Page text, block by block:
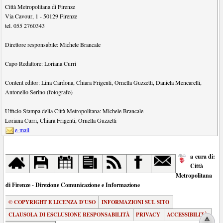
Città Metropolitana di Firenze
Via Cavour, 1 - 50129 Firenze
tel.055 2760343
Direttore responsabile:Michele Brancale
Capo Redattore:Loriana Curri
Content editor:Lina Cardona,Chiara Frigenti,Ornella Guzzetti,Daniela Mencarelli,
Antonello Serino (fotografo)
Ufficio Stampa della Città Metropolitana:Michele Brancale
Loriana Curri,Chiara Frigenti,Ornella Guzzetti
e-mail
a cura di:
Città
Metropolitana
di Firenze - Direzione Comunicazione e Informazione
© COPYRIGHT E LICENZA D'USO
INFORMAZIONI SUL SITO
CLAUSOLA DI ESCLUSIONE RESPONSABILITÀ
PRIVACY ACCESSIBILITÀ